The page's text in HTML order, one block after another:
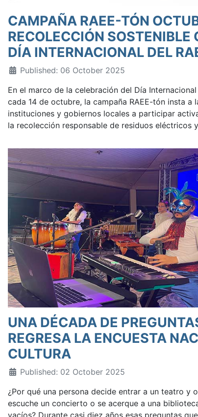
CAMPAÑA RAEE-TÓN
RECOLECCIÓN SOSTENIBLE
DÍA INTERNACIONAL DEL
Published: 06 October 2025
En el marco de la celebración del Día
cada 14 de octubre, la campaña RAEE-tón insta a
instituciones y gobiernos locales a participar
la recolección responsable de residuos eléctricos
UNA DÉCADA DE
REGRESA LA ENCUESTA
CULTURA
Published: 02 October 2025
¿Por qué una persona decide entrar a un teatro y
escuche un concierto o se acerque a una
vacíos? Durante casi diez años esas preguntas